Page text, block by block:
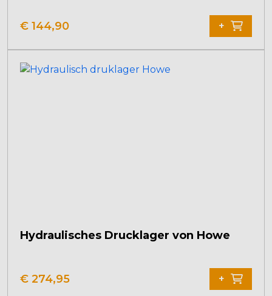
€ 144,90 +
Hydraulisches Drucklager von Howe
€ 274,95 +